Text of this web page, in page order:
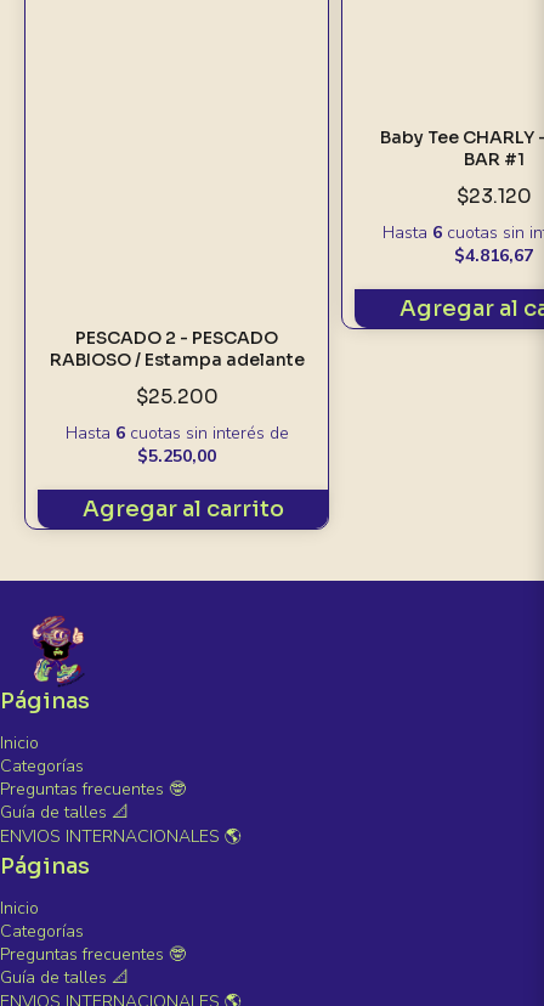
PESCADO 2 - PESCADO
RABIOSO / Estampa adelante
$25.200
Hasta 6cuotas sin interés de
$5.250,00
Agregar al carrito
Baby Tee CHARLY
BAR #1
$23.120
Hasta 6cuotas sin
$4.816,67
Agregar al
Páginas
Inicio
Categorías
Preguntas frecuentes 🤓
Guía de talles 📐
ENVIOS INTERNACIONALES 🌎
Páginas
Inicio
Categorías
Preguntas frecuentes 🤓
Guía de talles 📐